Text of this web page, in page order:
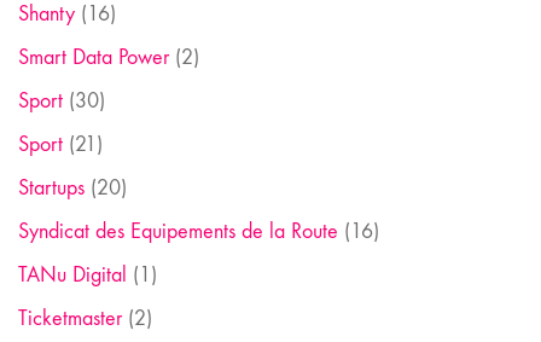
Shanty (16)
Smart Data Power(2)
Sport (30)
Sport (21)
Startups (20)
Syndicat des Equipements de la Route (16)
TANu Digital (1)
Ticketmaster(2)